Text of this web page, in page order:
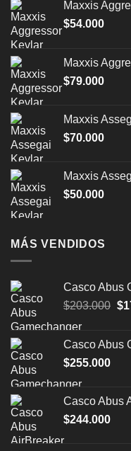
Maxxis
$54.000
Maxxis
$79.000
Maxxis
$70.000
Maxxis
$50.000
MÁS VENDIDOS
Casco Abus
$203.000 El
$
Casco Abus
$255.000
Casco Abus
$244.000